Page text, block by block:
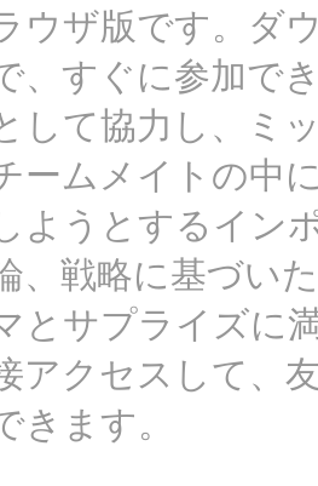
ウザ版です。ダ
、すぐに参加で
して協力し、ミ
ームメイトの中
ようとするイン
、戦略に基づい
とサプライズに
アクセスして、
きます。